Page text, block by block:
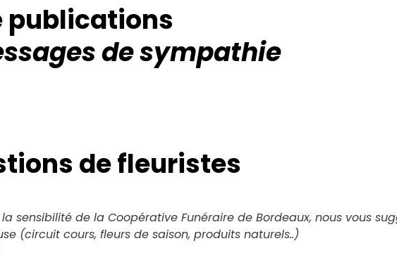
publications
de sympathie
de fleuristes
sensibilité de la Coopérative Funéraire de Bordeaux, nous vous
(circuit cours, fleurs de saison, produits naturels..)